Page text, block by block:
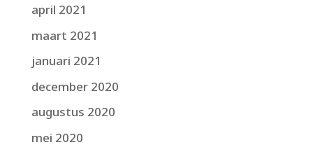
april 2021
maart 2021
januari 2021
december 2020
augustus 2020
mei 2020